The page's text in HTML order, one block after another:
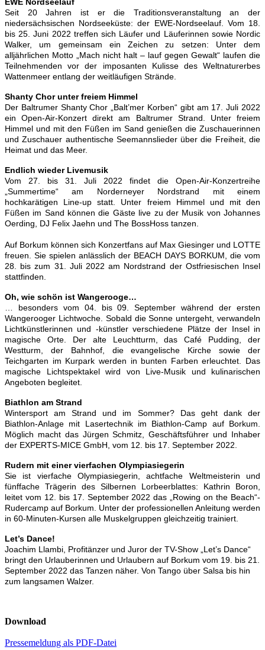
Seit 20 Jahren ist er die Traditionsveranstaltung an der
niedersächsischen Nordseeküste: der EWE-Nordseelauf. Vom 18.
bis 25. Juni 2022 treffen sich Läufer und Läuferinnen sowie Nordic
Walker, um gemeinsam ein Zeichen zu setzen: Unter dem
alljährlichen Motto „Mach nicht halt – lauf gegen Gewalt“ laufen die
Teilnehmenden vor der imposanten Kulisse des Weltnaturerbes
Wattenmeer entlang der weitläufigen Strände.
Shanty Chor unter freiem Himmel
Der Baltrumer Shanty Chor „Balt’mer Korben“ gibt am 17. Juli 2022
ein Open-Air-Konzert direkt am Baltrumer Strand. Unter freiem
Himmel und mit den Füßen im Sand genießen die Zuschauerinnen
und Zuschauer authentische Seemannslieder über die Freiheit, die
Heimat und das Meer.
Endlich wieder Livemusik
Vom 27. bis 31. Juli 2022 findet die Open-Air-Konzertreihe
„Summertime“ am Norderneyer Nordstrand mit einem
hochkarätigen Line-up statt. Unter freiem Himmel und mit den
Füßen im Sand können die Gäste live zu der Musik von Johannes
Oerding, DJ Felix Jaehn und The BossHoss tanzen.
Auf Borkum können sich Konzertfans auf Max Giesinger und LOTTE
freuen. Sie spielen anlässlich der BEACH DAYS BORKUM, die vom
28. bis zum 31. Juli 2022 am Nordstrand der Ostfriesischen Insel
stattfinden.
Oh, wie schön ist Wangerooge…
… besonders vom 04. bis 09. September während der ersten
Wangerooger Lichtwoche. Sobald die Sonne untergeht, verwandeln
Lichtkünstlerinnen und -künstler verschiedene Plätze der Insel in
magische Orte. Der alte Leuchtturm, das Café Pudding, der
Westturm, der Bahnhof, die evangelische Kirche sowie der
Teichgarten im Kurpark werden in bunten Farben erleuchtet. Das
magische Lichtspektakel wird von Live-Musik und kulinarischen
Angeboten begleitet.
Biathlon am Strand
Wintersport am Strand und im Sommer? Das geht dank der
Biathlon-Anlage mit Lasertechnik im Biathlon-Camp auf Borkum.
Möglich macht das Jürgen Schmitz, Geschäftsführer und Inhaber
der EXPERTS-MICE GmbH, vom 12. bis 17. September 2022.
Rudern mit einer vierfachen Olympiasiegerin
Sie ist vierfache Olympiasiegerin, achtfache Weltmeisterin und
fünffache Trägerin des Silbernen Lorbeerblattes: Kathrin Boron,
leitet vom 12. bis 17. September 2022 das „Rowing on the Beach“-
Rudercamp auf Borkum. Unter der professionellen Anleitung werden
in 60-Minuten-Kursen alle Muskelgruppen gleichzeitig trainiert.
Let’s Dance!
Joachim Llambi, Profitänzer und Juror der TV-Show „Let’s Dance“
bringt den Urlauberinnen und Urlaubern auf Borkum vom 19. bis 21.
September 2022 das Tanzen näher. Von Tango über Salsa bis hin
zum langsamen Walzer.
Download
Pressemeldung als PDF-Datei